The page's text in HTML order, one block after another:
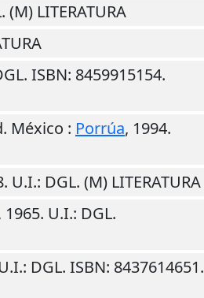
(M) LITERATURA
ISBN: 8459915154.
México : Porrúa, 1994.
. U.I.: DGL. (M) LITERATURA
1965. U.I.: DGL.
: DGL. ISBN: 8437614651.